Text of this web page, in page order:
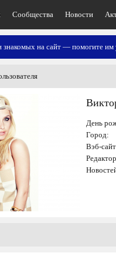
Сообщества Новости
знакомых на сайт — помогите им
День
Город:
Вэб-